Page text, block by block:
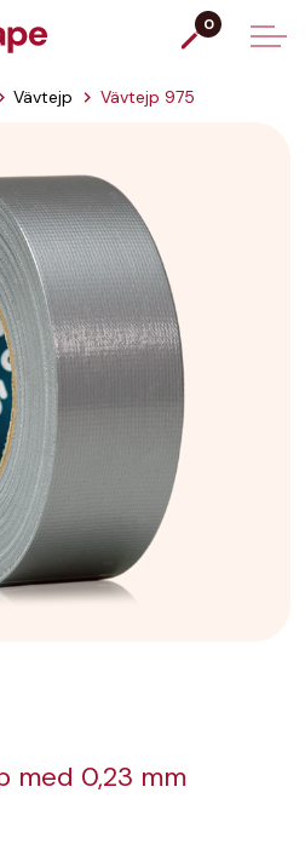
0
Vävtejp Vävtejp 975
med 0,23 mm